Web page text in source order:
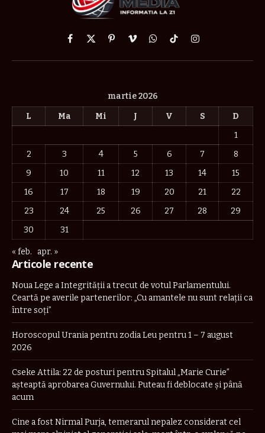
Facebook
X
PinterestVimeoWhatsApp
TikTokInstagram
martie 2026
L
Ma Mi J V S
D
1
2
3 4 5 6 7
8
9
10 11 12 13 14
15
16
17 18 19 20 21
22
23
24 25 26 27 28
29
30
31
« feb. apr. »
Articole recente
Noua Lege a Integrității a trecut de votul Parlamentului.
Ceartă pe averile partenerilor: „Cu amantele nu sunt relații ca
între soți”
Horoscopul Urania pentru zodia Leu pentru 1 – 7 august
2026
Cseke Attila: 22 de posturi pentru Spitalul „Marie Curie”
așteaptă aprobarea Guvernului. Puteau fi deblocate și până
acum
Cine a fost Nirmal Purja, temerarul nepalez considerat cel